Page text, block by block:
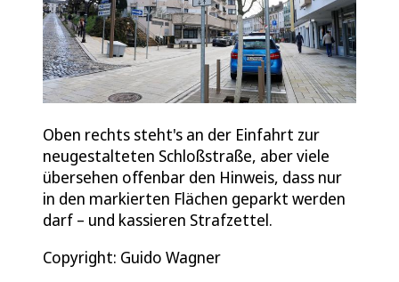
Oben rechts steht's an der Einfahrt zur
neugestalteten Schloßstraße, aber viele
übersehen offenbar den Hinweis, dass nur
in den markierten Flächen geparkt werden
darf – und kassieren Strafzettel.
Copyright: Guido Wagner